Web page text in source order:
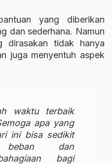
yang diberikan
dan sederhana. Namun
dirasakan tidak hanya
juga menyentuh aspek
waktu terbaik
apa yang
ini bisa sedikit
beban dan
bagi